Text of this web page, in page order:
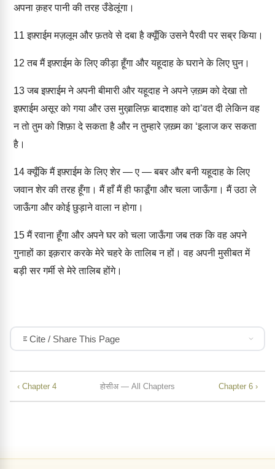
अपना क़हर पानी की तरह उँडेलूंगा।
11 इफ़्राईम मज़लूम और फ़तवे से दबा है क्यूँकि उसने पैरवी पर सब्र किया।
12 तब मैं इफ़्राईम के लिए कीड़ा हूँगा और यहूदाह के घराने के लिए घुन।
13जब इफ़्राईम ने अपनी बीमारी और यहूदाह ने अपने ज़ख़्म को देखा तो
इफ़्राईम असूर को गया और उस मुख़ालिफ़ बादशाह को दा’वत दी लेकिन वह
न तो तुम को शिफ़ा दे सकता है और न तुम्हारे ज़ख़्म का ‘इलाज कर सकता
है।
14क्यूँकि मैं इफ़्राईम के लिए शेर — ए — बबर और बनी यहूदाह के लिए
जवान शेर की तरह हूँगा। मैं हाँ मैं ही फाडूँगा और चला जाऊँगा। मैं उठा ले
जाऊँगा और कोई छुड़ाने वाला न होगा।
15मैं रवाना हूँगा और अपने घर को चला जाऊँगा जब तक कि वह अपने
गुनाहों का इक़रार करके मेरे चहरे के तालिब न हों। वह अपनी मुसीबत में
बड़ी सर गर्मी से मेरे तालिब होंगे।
Cite / Share This Page
‹ Chapter 4 होसीअ — All Chapters Chapter 6 ›